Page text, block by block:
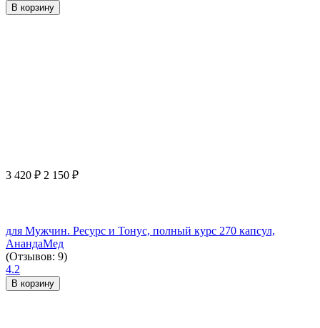
В корзину
3 420 ₽ 2 150 ₽
для Мужчин. Ресурс и Тонус, полный курс 270 капсул,
АнандаМед
(Отзывов: 9)
4.2
В корзину